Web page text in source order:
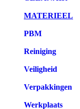
MATERIEEL
PBM
Reiniging
Veiligheid
Verpakkingen
Werkplaats